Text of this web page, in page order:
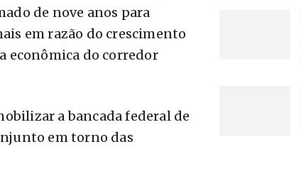
de nove anos para
em razão do crescimento
econômica do corredor
a bancada federal de
em torno das